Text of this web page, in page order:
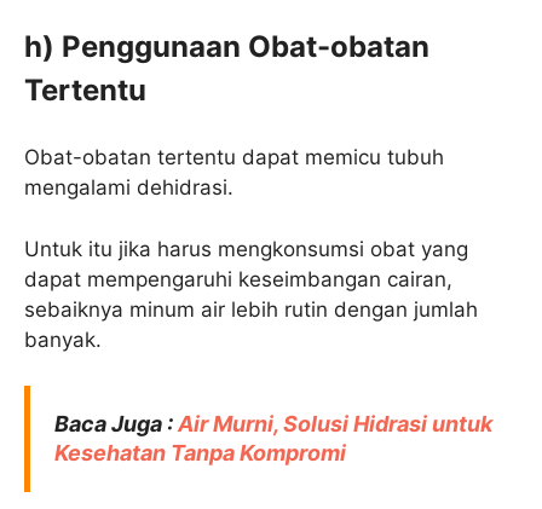
h) Penggunaan Obat-obatan
Tertentu
Obat-obatan tertentu dapat memicu tubuh
mengalami dehidrasi.
Untuk itu jika harus mengkonsumsi obat yang
dapat mempengaruhi keseimbangan cairan,
sebaiknya minum air lebih rutin dengan jumlah
banyak.
Baca Juga :Air Murni, Solusi Hidrasi untuk
Kesehatan Tanpa Kompromi